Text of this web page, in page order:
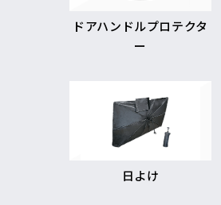
ドアハンドルプロテクタ
ー
日よけ